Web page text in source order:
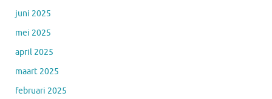
juni 2025
mei 2025
april 2025
maart 2025
februari 2025